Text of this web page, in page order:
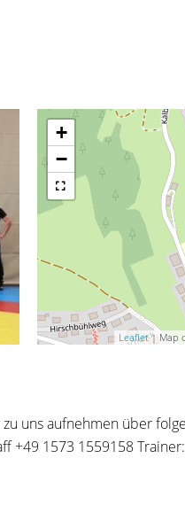
+
−
Leaflet| Map
uns aufnehmen über
+49 1573 1559158